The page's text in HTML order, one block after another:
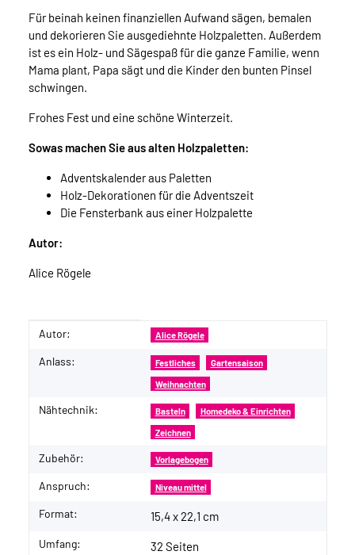
Für beinah keinen finanziellen Aufwand sägen, bemalen
und dekorieren Sie ausgediehnte Holzpaletten. Außerdem
ist es ein Holz- und Sägespaß für die ganze Familie, wenn
Mama plant, Papa sägt und die Kinder den bunten Pinsel
schwingen.
Frohes Fest und eine schöne Winterzeit.
Sowas machen Sie aus alten Holzpaletten:
Adventskalender aus Paletten
Holz-Dekorationen für die Adventszeit
Die Fensterbank aus einer Holzpalette
Autor:
Alice Rögele
Produkteigenschaft
Wert
Autor: Alice Rögele
Anlass: Festliches Gartensaison
Weihnachten
Nähtechnik: Basteln Homedeko & Einrichten
Zeichnen
Zubehör: Vorlagebogen
Anspruch: Niveau mittel
Format: 15,4 x 22,1 cm
Umfang: 32 Seiten